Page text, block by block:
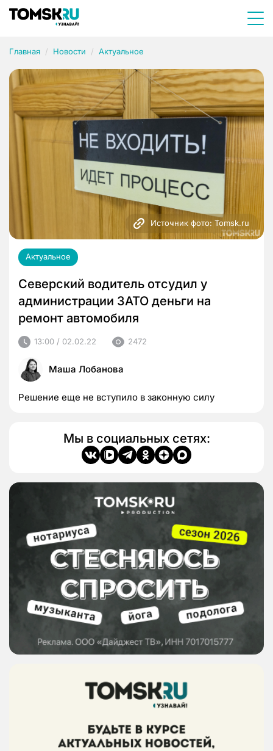
Главная Новости Актуальное
Источник фото: Tomsk.ru
Актуальное
Северский водитель отсудил у
администрации ЗАТО деньги на
ремонт автомобиля
13:00 / 02.02.22 2472
Маша Лобанова
Решение еще не вступило в законную силу
Мы в социальных сетях: